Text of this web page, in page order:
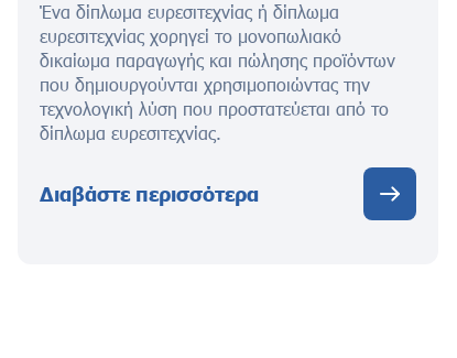
Ένα δίπλωμα ευρεσιτεχνίας ή δίπλωμα
ευρεσιτεχνίας χορηγεί το μονοπωλιακό
δικαίωμα παραγωγής και πώλησης προϊόντων
που δημιουργούνται χρησιμοποιώντας την
τεχνολογική λύση που προστατεύεται από το
δίπλωμα ευρεσιτεχνίας.
Διαβάστε περισσότερα